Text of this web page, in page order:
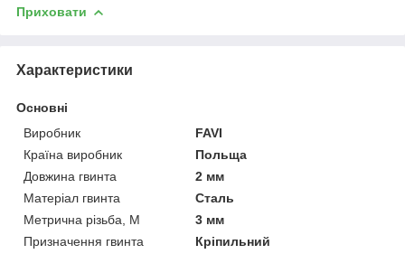
Приховати
Характеристики
Основні
Виробник
FAVI
Країна виробник
Польща
Довжина гвинта
2 мм
Матеріал гвинта
Сталь
Метрична різьба, М
3 мм
Призначення гвинта
Кріпильний